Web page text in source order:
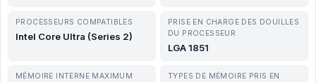
PROCESSEURS COMPATIBLES
Intel Core Ultra (Series 2)
PRISE EN CHARGE DES DOUILLES
DU PROCESSEUR
LGA 1851
MÉMOIRE INTERNE MAXIMUM
TYPES DE MÉMOIRE PRIS EN